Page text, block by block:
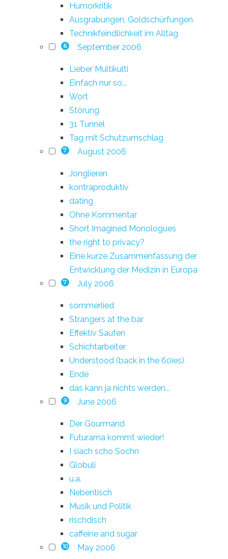
Humorkritik
Ausgrabungen, Goldschürfungen
Technikfeindlichkeit im Alltag
6 September 2006
Lieber Multikulti
Einfach nur so...
Wort
Störung
31 Tunnel
Tag mit Schutzumschlag
7 August 2006
Jonglieren
kontraproduktiv
dating
Ohne Kommentar
Short Imagined Monologues
the right to privacy?
Eine kurze Zusammenfassung der
Entwicklung der Medizin in Europa
7 July 2006
sommerlied
Strangers at the bar
Effektiv Saufen
Schichtarbeiter
Understood (back in the 60ies)
Ende
das kann ja nichts werden...
9 June 2006
Der Gourmand
Futurama kommt wieder!
I siach scho Sochn
Globuli
u.a.
Nebentisch
Musik und Politik
rischdisch
caffeine and sugar
10 May 2006